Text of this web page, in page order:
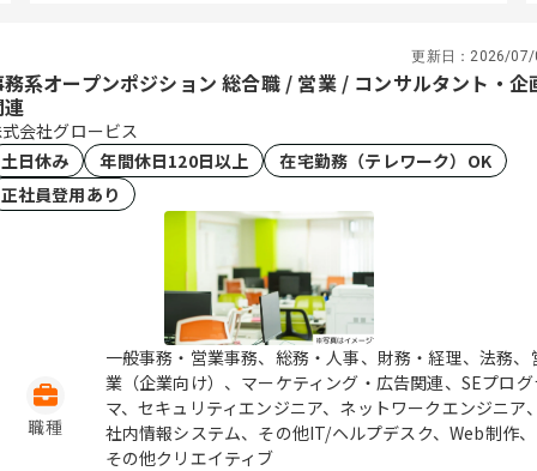
更新日： 2026/07/
系オープンポジション 総合職 / 営業 / コンサルタント・企
会社グロービス
土日休み
年間休日120日以上
在宅勤務（テレワーク）OK
正社員登用あり
職種
一般事務・営業事務、総務・人事、財務・経理、法務、
業（企業向け）、マーケティング・広告関連、SEプロ
マ、セキュリティエンジニア、ネットワークエンジニア
社内情報システム、その他IT/ヘルプデスク、Web制作、
その他クリエイティブ